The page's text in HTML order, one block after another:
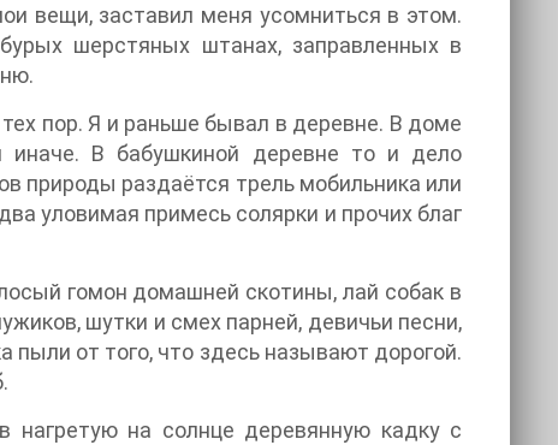
вещи, заставил меня усомниться в этом.
шерстяных штанах, заправленных в
пор. Я и раньше бывал в деревне. В доме
иначе. В бабушкиной деревне то и дело
природы раздаётся трель мобильника или
уловимая примесь солярки и прочих благ
гомон домашней скотины, лай собак в
шутки и смех парней, девичьи песни,
от того, что здесь называют дорогой.
нагретую на солнце деревянную кадку с